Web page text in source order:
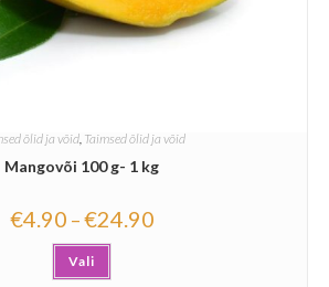
õlid ja võid Taimsed õlid ja võid
Mangovõi 100 g- 1 kg
€4.90 –€24.90
Vali